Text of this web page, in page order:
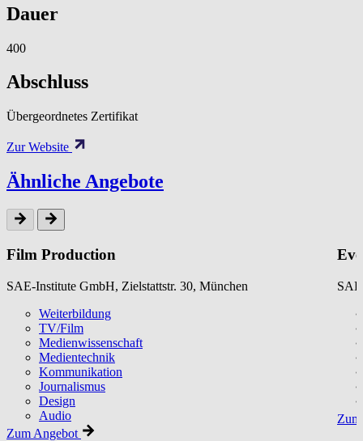
Dauer
400
Abschluss
Übergeordnetes Zertifikat
Zur Website
Ähnliche Angebote
Film Production
SAE-Institute GmbH, Zielstattstr. 30, München
Weiterbildung
TV/Film
Medienwissenschaft
Medientechnik
Kommunikation
Journalismus
Design
Audio
Zum Angebot